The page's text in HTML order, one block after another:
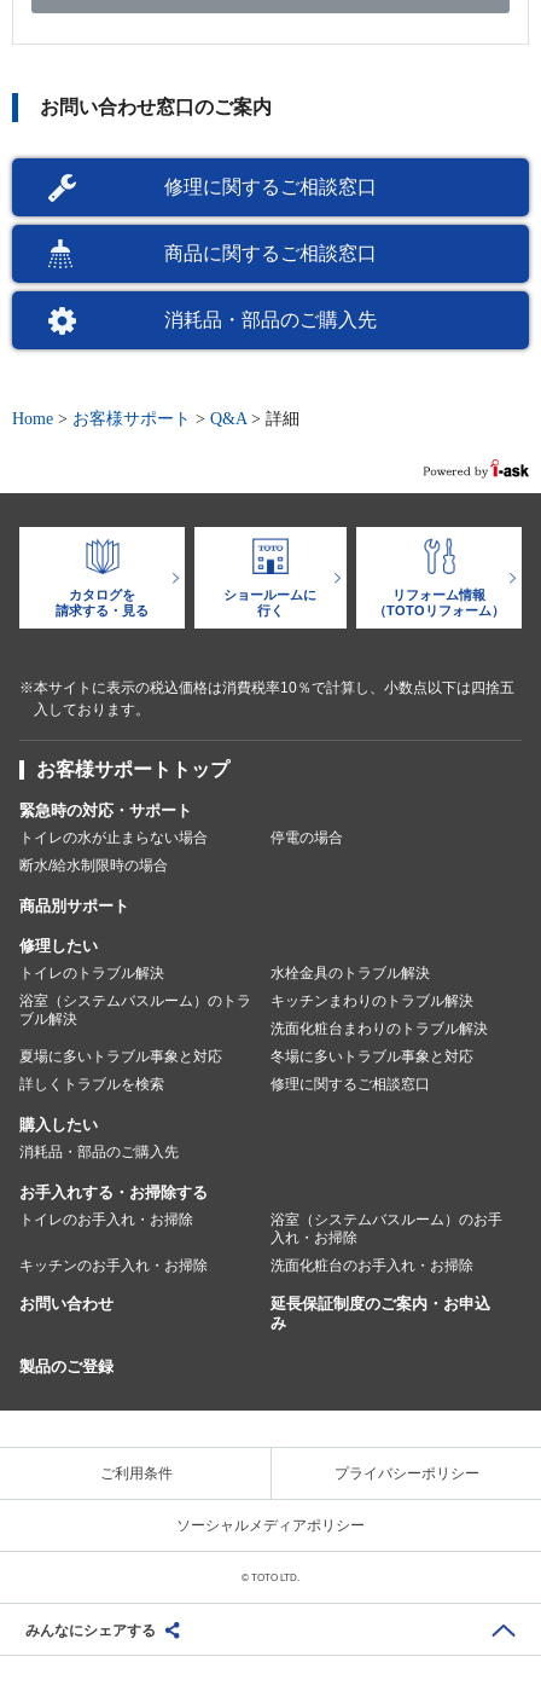
お問い合わせ窓口のご案内
修理に関するご相談窓口
商品に関するご相談窓口
消耗品・部品のご購入先
Home > お客様サポート > Q&A > 詳細
カタログを
請求する・見る
ショールームに
行く
リフォーム情報
（TOTOリフォーム）
※本サイトに表示の税込価格は消費税率10％で計算し、小数点以下は四捨五
入しております。
お客様サポートトップ
緊急時の対応・サポート
トイレの水が止まらない場合
停電の場合
断水/給水制限時の場合
商品別サポート
修理したい
トイレのトラブル解決
水栓金具のトラブル解決
浴室（システムバスルーム）のトラ
ブル解決
キッチンまわりのトラブル解決
洗面化粧台まわりのトラブル解決
夏場に多いトラブル事象と対応
冬場に多いトラブル事象と対応
詳しくトラブルを検索
修理に関するご相談窓口
購入したい
消耗品・部品のご購入先
お手入れする・お掃除する
トイレのお手入れ・お掃除
浴室（システムバスルーム）のお手
入れ・お掃除
キッチンのお手入れ・お掃除
洗面化粧台のお手入れ・お掃除
お問い合わせ
延長保証制度のご案内・お申込
み
製品のご登録
ご利用条件 プライバシーポリシー
ソーシャルメディアポリシー
みんなにシェアする
© TOTO LTD.